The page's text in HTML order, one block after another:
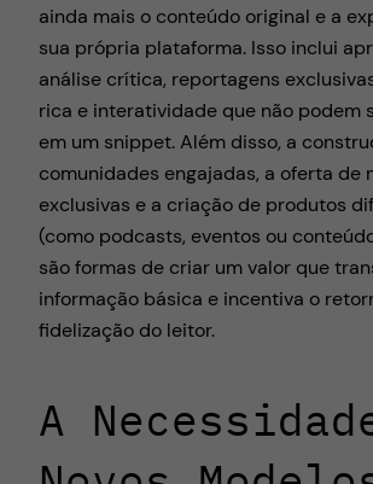
ainda mais o conteúdo original e a
sua própria plataforma. Isso inclui
análise crítica, reportagens
rica e interatividade que não podem
em um snippet. Além disso, a
comunidades engajadas, a oferta de
exclusivas e a criação de produtos
(como podcasts, eventos ou
são formas de criar um valor que
informação básica e incentiva o
fidelização do leitor.
A